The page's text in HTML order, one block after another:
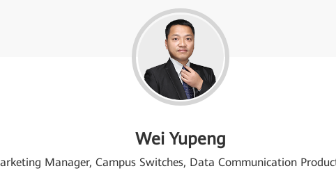
Wei Yupeng
Manager, Campus Switches, Data Communication